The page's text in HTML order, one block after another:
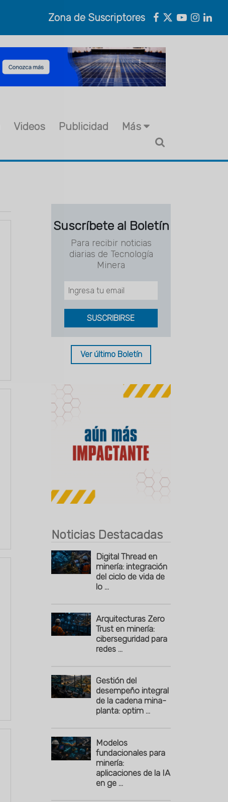
Zona de Suscriptores
Videos Publicidad Más
Suscríbete al Boletín
Para recibir noticias
diarias de Tecnología
Minera
Ver último Boletín
Noticias Destacadas
Digital Thread en
minería: integración
del ciclo de vida de
lo ...
Arquitecturas Zero
Trust en minería:
ciberseguridad para
redes ...
Gestión del
desempeño integral
de la cadena mina-
planta: optim ...
Modelos
fundacionales para
minería:
aplicaciones de la IA
en ge ...